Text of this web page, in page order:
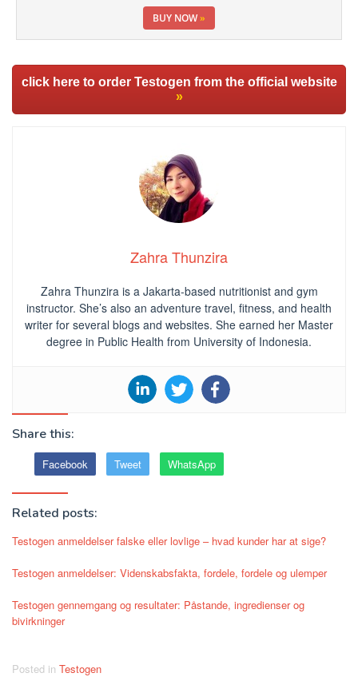
BUY NOW»
click here to order Testogen from the official website
»
Zahra Thunzira
Zahra Thunzira is a Jakarta-based nutritionist and gym
instructor. She’s also an adventure travel, fitness, and health
writer for several blogs and websites. She earned her Master
degree in Public Health from University of Indonesia.
Share this:
Facebook Tweet WhatsApp
Related posts:
Testogen anmeldelser falske eller lovlige – hvad kunder har at sige?
Testogen anmeldelser: Videnskabsfakta, fordele, fordele og ulemper
Testogen gennemgang og resultater: Påstande, ingredienser og
bivirkninger
Posted in Testogen